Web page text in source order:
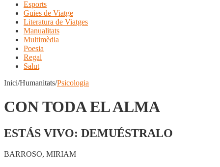
Esports
Guies de Viatge
Literatura de Viatges
Manualitats
Multimèdia
Poesia
Regal
Salut
Inici/Humanitats/Psicologia
CON TODA EL ALMA
ESTÁS VIVO: DEMUÉSTRALO
BARROSO, MIRIAM